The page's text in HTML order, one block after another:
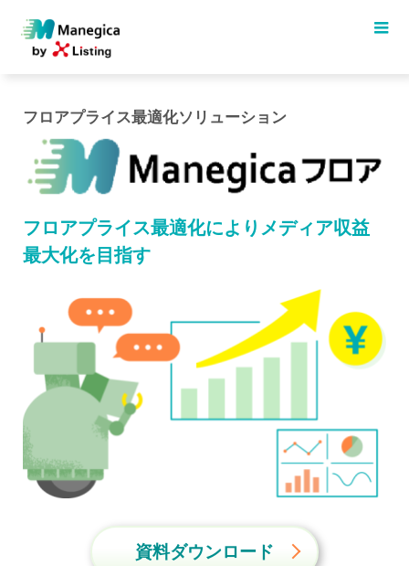
フロアプライス最適化ソリューション
フロアプライス最適化によりメディア収益
最大化を目指す
資料ダウンロード